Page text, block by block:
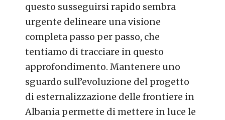
questo susseguirsi rapido sembra
urgente delineare una visione
completa passo per passo, che
tentiamo di tracciare in questo
approfondimento. Mantenere uno
sguardo sull’evoluzione del progetto
di esternalizzazione delle frontiere in
Albania permette di mettere in luce le